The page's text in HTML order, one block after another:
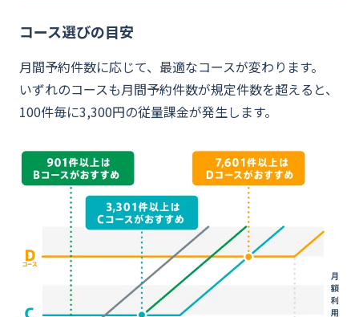
コース選びの目安
月間予約件数に応じて、最適なコースが変わります。
いずれのコースも月間予約件数が規定件数を超えると、
100件毎に3,300円の従量課金が発生します。